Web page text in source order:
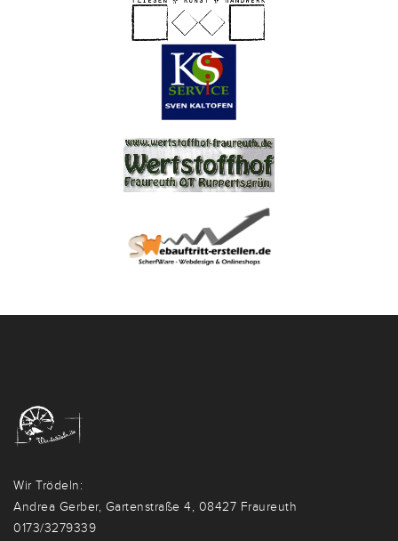
Wir Trödeln:
Andrea Gerber, Gartenstraße 4, 08427 Fraureuth
0173/3279339